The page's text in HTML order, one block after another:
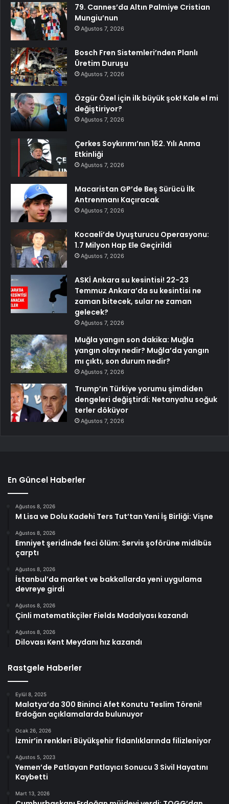
79. Cannes’da Altın Palmiye Cristian
Mungiu’nun
Ağustos 7, 2026
Bosch Fren Sistemleri’nden Planlı
Üretim Duruşu
Ağustos 7, 2026
Özgür Özel için ilk büyük şok! Kale el mi
değiştiriyor?
Ağustos 7, 2026
Çerkes Soykırımı’nın 162. Yılı Anma
Etkinliği
Ağustos 7, 2026
Macaristan GP’de Beş Sürücü İlk
Antrenmanı Kaçıracak
Ağustos 7, 2026
Kocaeli’de Uyuşturucu Operasyonu:
1.7 Milyon Hap Ele Geçirildi
Ağustos 7, 2026
ASKİ Ankara su kesintisi! 22-23
Temmuz Ankara’da su kesintisi ne
zaman bitecek, sular ne zaman
gelecek?
Ağustos 7, 2026
Muğla yangın son dakika: Muğla
yangın olayı nedir? Muğla’da yangın
mı çıktı, son durum nedir?
Ağustos 7, 2026
Trump’ın Türkiye yorumu şimdiden
dengeleri değiştirdi: Netanyahu soğuk
terler döküyor
Ağustos 7, 2026
En Güncel Haberler
Ağustos 8, 2026
M Lisa ve Dolu Kadehi Ters Tut’tan Yeni İş Birliği: Vişne
Ağustos 8, 2026
Emniyet şeridinde feci ölüm: Servis şoförüne midibüs
çarptı
Ağustos 8, 2026
İstanbul’da market ve bakkallarda yeni uygulama
devreye girdi
Ağustos 8, 2026
Çinli matematikçiler Fields Madalyası kazandı
Ağustos 8, 2026
Dilovası Kent Meydanı hız kazandı
Rastgele Haberler
Eylül 8, 2025
Malatya’da 300 Bininci Afet Konutu Teslim Töreni!
Erdoğan açıklamalarda bulunuyor
Ocak 26, 2026
İzmir’in renkleri Büyükşehir fidanlıklarında filizleniyor
Ağustos 5, 2023
Yemen’de Patlayan Patlayıcı Sonucu 3 Sivil Hayatını
Kaybetti
Mart 13, 2026